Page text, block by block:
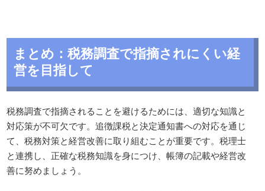
まとめ：税務調査で指摘されにくい経
営を目指して
税務調査で指摘されることを避けるためには、適切な知識と
対応策が不可欠です。追徴課税と決定通知書への対応を通じ
て、税務対策と経営改善に取り組むことが重要です。税理士
と連携し、正確な税務知識を身につけ、帳簿の記載や経営改
善に努めましょう。